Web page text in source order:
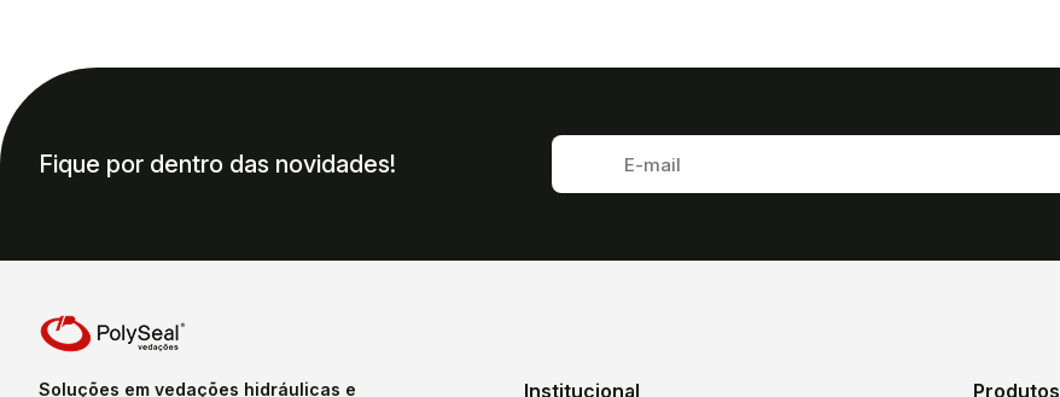
Fique por dentro das novidades!
Soluções em vedações hidráulicas e Institucional Produtos